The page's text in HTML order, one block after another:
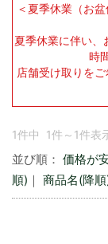
＜夏季休業（お
夏季休業に伴い、
時
店舗受け取りを
1件中 1件～1件表
並び順： 価格が
順) ｜ 商品名(降順